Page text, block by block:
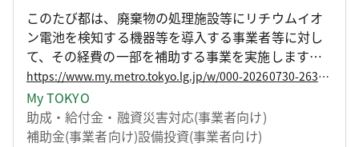
このたび都は、廃棄物の処理施設等にリチウムイオ
ン電池を検知する機器等を導入する事業者等に対し
て、その経費の一部を補助する事業を実施しますの
で、お知らせします。
https://www.my.metro.tokyo.lg.jp/w/000-20260730-263251237
My TOKYO
助成・給付金・融資災害対応(事業者向け)
補助金(事業者向け)設備投資(事業者向け)